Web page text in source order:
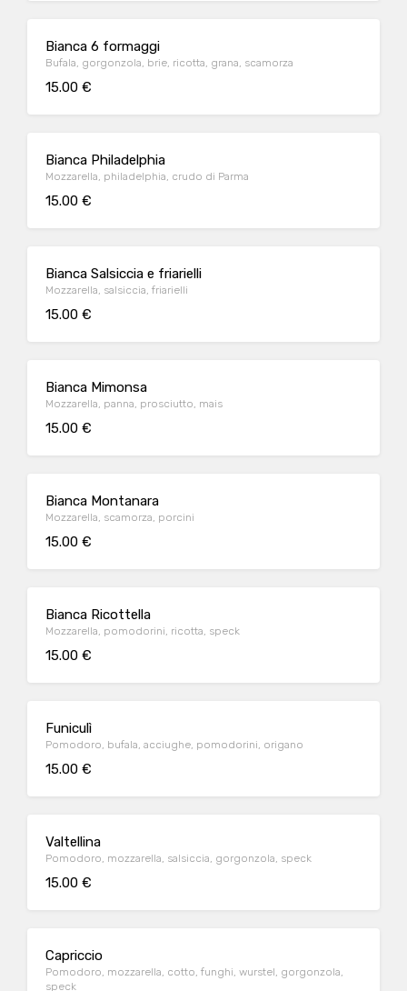
Bianca 6 formaggi
Bufala, gorgonzola, brie, ricotta, grana, scamorza
15.00 €
Bianca Philadelphia
Mozzarella, philadelphia, crudo di Parma
15.00 €
Bianca Salsiccia e friarielli
Mozzarella, salsiccia, friarielli
15.00 €
Bianca Mimonsa
Mozzarella, panna, prosciutto, mais
15.00 €
Bianca Montanara
Mozzarella, scamorza, porcini
15.00 €
Bianca Ricottella
Mozzarella, pomodorini, ricotta, speck
15.00 €
Funiculì
Pomodoro, bufala, acciughe, pomodorini, origano
15.00 €
Valtellina
Pomodoro, mozzarella, salsiccia, gorgonzola, speck
15.00 €
Capriccio
Pomodoro, mozzarella, cotto, funghi, wurstel, gorgonzola,
speck